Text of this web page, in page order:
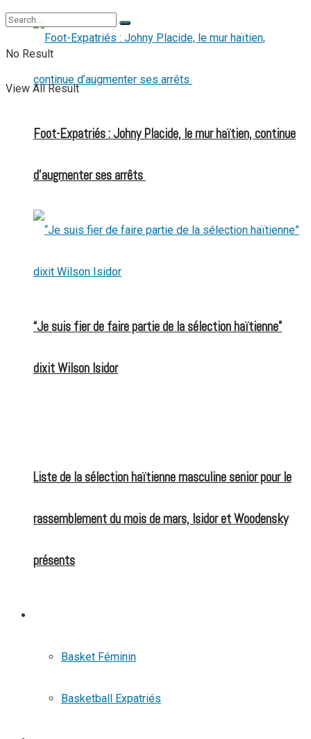
Foot-Expatriés : Johny Placide, le mur haïtien, continue
d’augmenter ses arrêts
“Je suis fier de faire partie de la sélection haïtienne”
dixit Wilson Isidor
Liste de la sélection haïtienne masculine senior pour le
rassemblement du mois de mars, Isidor et Woodensky
présents
Basket Féminin
Basketball Expatriés
No Result
View All Result